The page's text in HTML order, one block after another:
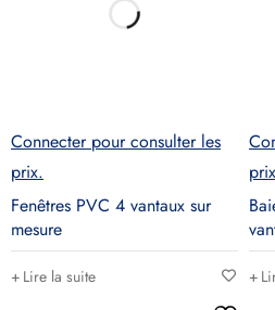
Connecter pour consulter les
prix.
Fenêtres PVC 4 vantaux sur
mesure
Lire la suite